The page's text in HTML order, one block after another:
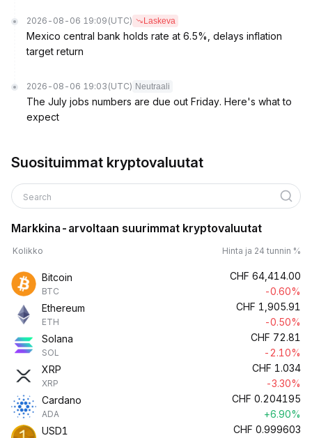
2026-08-06 19:09 (UTC) Laskeva
Mexico central bank holds rate at 6.5%, delays inflation
target return
2026-08-06 19:03 (UTC) Neutraali
The July jobs numbers are due out Friday. Here's what to
expect
Suosituimmat kryptovaluutat
Search
Markkina-arvoltaan suurimmat kryptovaluutat
Kolikko Hinta ja 24 tunnin %
Bitcoin
BTC
CHF 64,414.00
-0.60%
Ethereum
ETH
CHF 1,905.91
-0.50%
Solana
SOL
CHF 72.81
-2.10%
XRP
XRP
CHF 1.034
-3.30%
Cardano
ADA
CHF 0.204195
+6.90%
USD1
CHF 0.999603